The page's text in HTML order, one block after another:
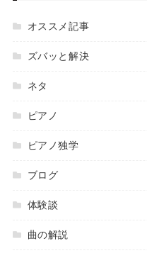
オススメ記事
ズバッと解決
ネタ
ピアノ
ピアノ独学
ブログ
体験談
曲の解説